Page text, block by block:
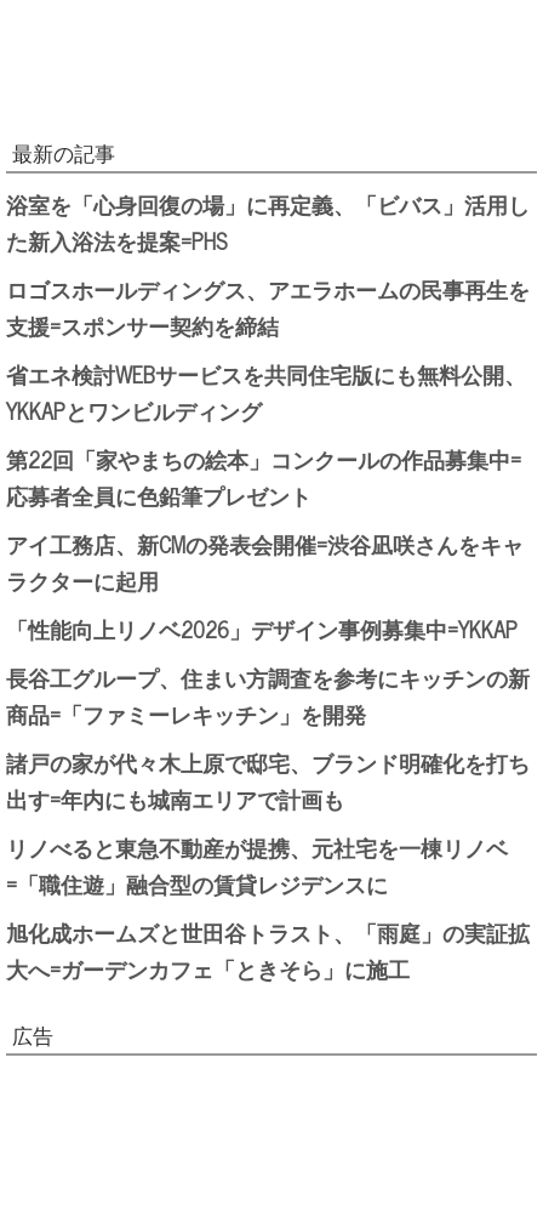
最新の記事
浴室を「心身回復の場」に再定義、「ビバス」活用し
た新入浴法を提案=PHS
ロゴスホールディングス、アエラホームの民事再生を
支援=スポンサー契約を締結
省エネ検討WEBサービスを共同住宅版にも無料公開、
YKKAPとワンビルディング
第22回「家やまちの絵本」コンクールの作品募集中=
応募者全員に色鉛筆プレゼント
アイ工務店、新CMの発表会開催=渋谷凪咲さんをキャ
ラクターに起用
「性能向上リノベ2026」デザイン事例募集中=YKKAP
長谷工グループ、住まい方調査を参考にキッチンの新
商品=「ファミーレキッチン」を開発
諸戸の家が代々木上原で邸宅、ブランド明確化を打ち
出す=年内にも城南エリアで計画も
リノべると東急不動産が提携、元社宅を一棟リノベ
=「職住遊」融合型の賃貸レジデンスに
旭化成ホームズと世田谷トラスト、「雨庭」の実証拡
大へ=ガーデンカフェ「ときそら」に施工
広告